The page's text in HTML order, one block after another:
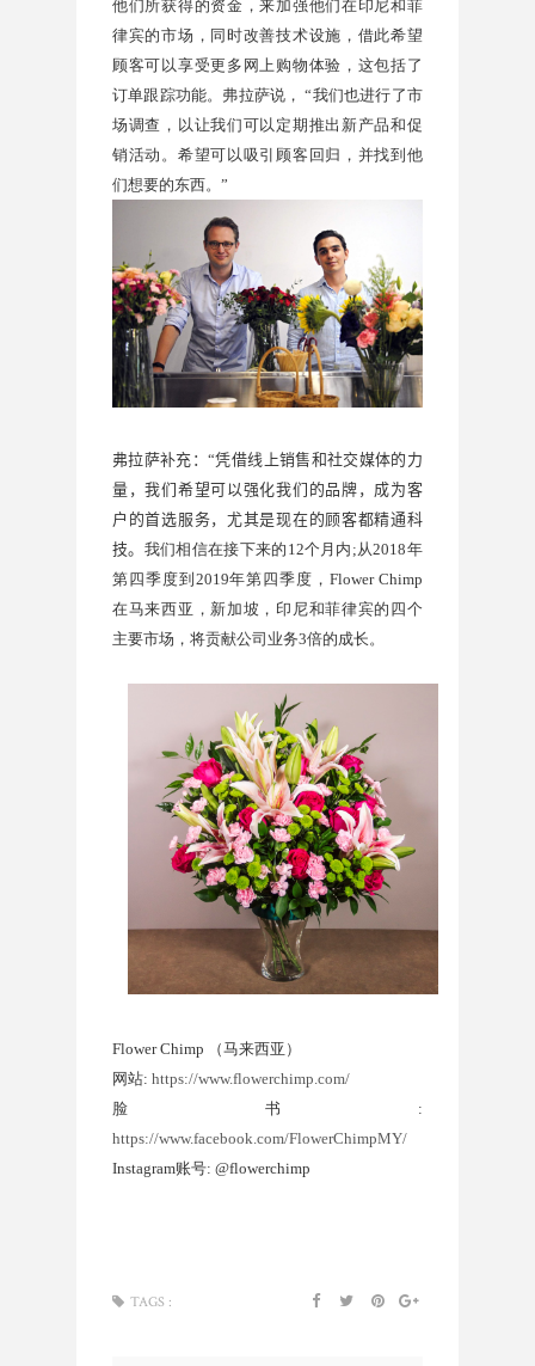
他们所获得的资金，来加强他们在印尼和菲
律宾的市场，同时改善技术设施，借此希望
顾客可以享受更多网上购物体验，这包括了
订单跟踪功能。弗拉萨说， “我们也进行了市
场调查，以让我们可以定期推出新产品和促
销活动。希望可以吸引顾客回归，并找到他
们想要的东西。 ”
弗拉萨补充：“凭借线上销售和社交媒体的力
量，我们希望可以强化我们的品牌，成为客
户的首选服务，尤其是现在的顾客都精通科
技。 我们相信在接下来的 12个月内 ; 从2018年
第四季度到 2019年第四季度， Flower Chimp
在马来西亚，新加坡，印尼和菲律宾的四个
主要市场，将贡献公司业务3倍的成长。
Flower Chimp
（马来西亚）
网站: https://www.flowerchimp.com/
脸书 :
https://www.facebook.com/FlowerChimpMY/
Instagram账号: @flowerchimp
TAGS :